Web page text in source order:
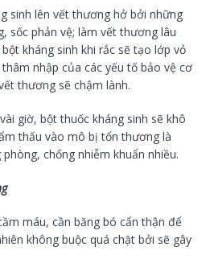
sinh lên vết thương hở bởi những
sốc phản vệ; làm vết thương lâu
kháng sinh khi rắc sẽ tạo lớp vỏ
nhập của các yếu tố bảo vệ cơ
thương sẽ chậm lành.
giờ, bột thuốc kháng sinh sẽ khô
thấu vào mô bị tổn thương là
chống nhiễm khuẩn nhiều.
máu, cần băng bó cẩn thận để
không buộc quá chặt bởi sẽ gây